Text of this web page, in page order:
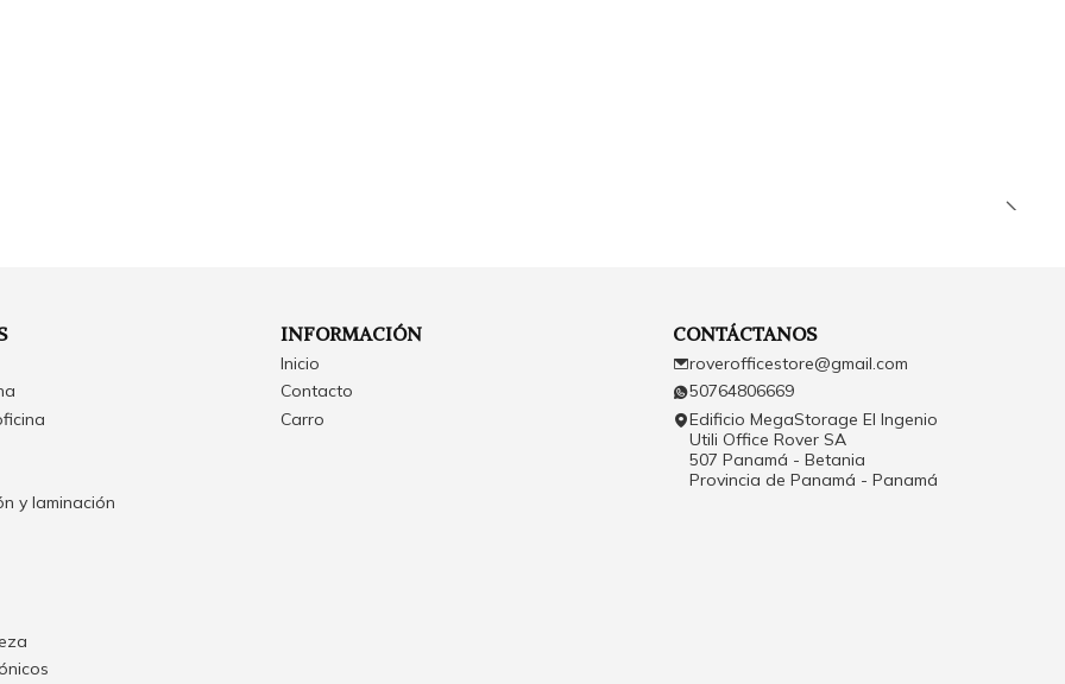
y laminación
INFORMACIÓN
Inicio
Contacto
Carro
CONTÁCTANOS
roverofficestore@gmail.com
50764806669
Edificio MegaStorage El Ingenio
Utili Office Rover SA
507 Panamá - Betania
Provincia de Panamá - Panamá